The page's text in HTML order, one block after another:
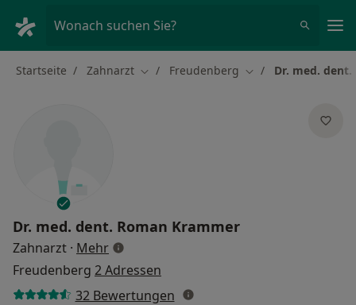
Wonach suchen Sie?
Startseite Zahnarzt Stadt ändern
Freudenberg Stadt ändern
Dr. med.
Dr. med. dent. Roman Krammer
Zahnarzt · Mehrüber Spezialisierungen
Freudenberg 2 Adressen
32 Bewertungen